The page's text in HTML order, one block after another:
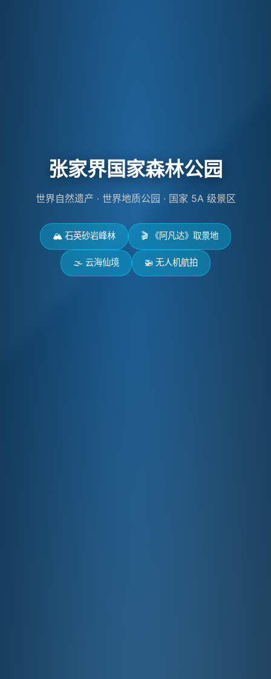
张家界国家森林公园
世界自然遗产 · 世界地质公园 · 国家 5A 级景区
🏔️ 石英砂岩峰林 🎬 《阿凡达》取景地
🌫️ 云海仙境 🚁 无人机航拍